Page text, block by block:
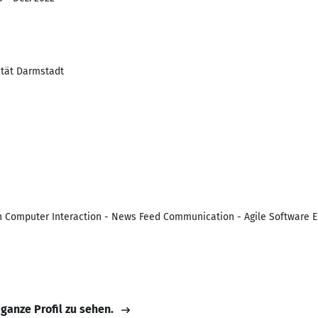
Darmstadt
Interaction - News Feed Communication - Agile Software
Profil zu sehen.